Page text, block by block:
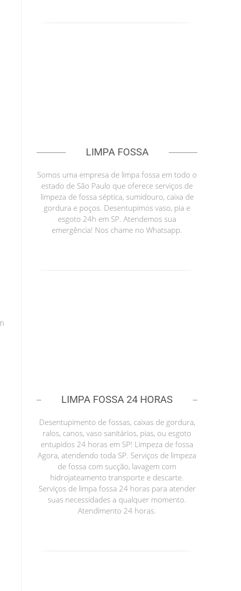
LIMPA FOSSA
Somos uma empresa de limpa fossa em todo o
estado de São Paulo que oferece serviços de
limpeza de fossa séptica, sumidouro, caixa de
gordura e poços. Desentupimos vaso, pia e
esgoto 24h em SP. Atendemos sua
emergência! Nos chame no Whatsapp.
LIMPA FOSSA 24 HORAS
Desentupimento de fossas, caixas de gordura,
ralos, canos, vaso sanitários, pias, ou esgoto
entupidos 24 horas em SP! Limpeza de fossa
Agora, atendendo toda SP. Serviços de limpeza
de fossa com sucção, lavagem com
hidrojateamento transporte e descarte.
Serviços de limpa fossa 24 horas para atender
suas necessidades a qualquer momento.
Atendimento 24 horas.